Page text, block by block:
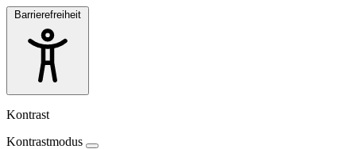
Barrierefreiheit
Kontrast
Kontrastmodus